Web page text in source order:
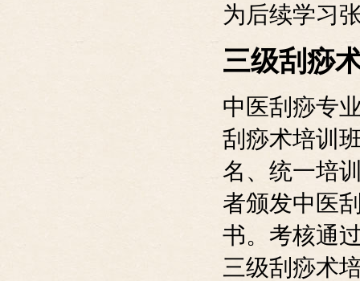
为后续学习
三级刮痧
中医刮痧专
刮痧术培训
名、统一培
者颁发中医
书。考核通
三级刮痧术